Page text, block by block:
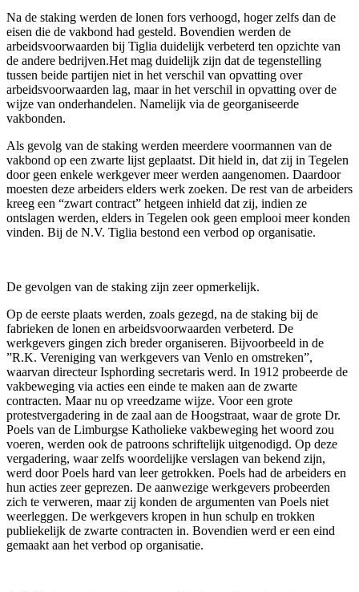
Na de staking werden de lonen fors verhoogd, hoger zelfs dan de
eisen die de vakbond had gesteld. Bovendien werden de
arbeidsvoorwaarden bij Tiglia duidelijk verbeterd ten opzichte van
de andere bedrijven.Het mag duidelijk zijn dat de tegenstelling
tussen beide partijen niet in het verschil van opvatting over
arbeidsvoorwaarden lag, maar in het verschil in opvatting over de
wijze van onderhandelen. Namelijk via de georganiseerde
vakbonden.
Als gevolg van de staking werden meerdere voormannen van de
vakbond op een zwarte lijst geplaatst. Dit hield in, dat zij in Tegelen
door geen enkele werkgever meer werden aangenomen. Daardoor
moesten deze arbeiders elders werk zoeken. De rest van de arbeiders
kreeg een “zwart contract” hetgeen inhield dat zij, indien ze
ontslagen werden, elders in Tegelen ook geen emplooi meer konden
vinden. Bij de N.V. Tiglia bestond een verbod op organisatie.
De gevolgen van de staking zijn zeer opmerkelijk.
Op de eerste plaats werden, zoals gezegd, na de staking bij de
fabrieken de lonen en arbeidsvoorwaarden verbeterd. De
werkgevers gingen zich breder organiseren. Bijvoorbeeld in de
”R.K. Vereniging van werkgevers van Venlo en omstreken”,
waarvan directeur Isphording secretaris werd. In 1912 probeerde de
vakbeweging via acties een einde te maken aan de zwarte
contracten. Maar nu op vreedzame wijze. Voor een grote
protestvergadering in de zaal aan de Hoogstraat, waar de grote Dr.
Poels van de Limburgse Katholieke vakbeweging het woord zou
voeren, werden ook de patroons schriftelijk uitgenodigd. Op deze
vergadering, waar zelfs woordelijke verslagen van bekend zijn,
werd door Poels hard van leer getrokken. Poels had de arbeiders en
hun acties zeer geprezen. De aanwezige werkgevers probeerden
zich te verweren, maar zij konden de argumenten van Poels niet
weerleggen. De werkgevers kropen in hun schulp en trokken
publiekelijk de zwarte contracten in. Bovendien werd er een eind
gemaakt aan het verbod op organisatie.